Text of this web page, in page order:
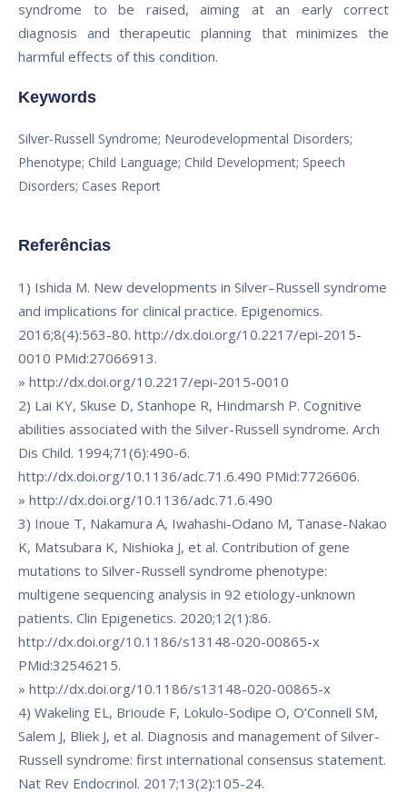
syndrome to be raised, aiming at an early correct
diagnosis and therapeutic planning that minimizes the
harmful effects of this condition.
Keywords
Silver-Russell Syndrome; Neurodevelopmental Disorders;
Phenotype; Child Language; Child Development; Speech
Disorders; Cases Report
Referências
1) Ishida M. New developments in Silver–Russell syndrome
and implications for clinical practice. Epigenomics.
2016;8(4):563-80. http://dx.doi.org/10.2217/epi-2015-
0010 PMid:27066913.
» http://dx.doi.org/10.2217/epi-2015-0010
2) Lai KY, Skuse D, Stanhope R, Hindmarsh P. Cognitive
abilities associated with the Silver-Russell syndrome. Arch
Dis Child. 1994;71(6):490-6.
http://dx.doi.org/10.1136/adc.71.6.490 PMid:7726606.
» http://dx.doi.org/10.1136/adc.71.6.490
3) Inoue T, Nakamura A, Iwahashi-Odano M, Tanase-Nakao
K, Matsubara K, Nishioka J, et al. Contribution of gene
mutations to Silver-Russell syndrome phenotype:
multigene sequencing analysis in 92 etiology-unknown
patients. Clin Epigenetics. 2020;12(1):86.
http://dx.doi.org/10.1186/s13148-020-00865-x
PMid:32546215.
» http://dx.doi.org/10.1186/s13148-020-00865-x
4) Wakeling EL, Brioude F, Lokulo-Sodipe O, O’Connell SM,
Salem J, Bliek J, et al. Diagnosis and management of Silver-
Russell syndrome: first international consensus statement.
Nat Rev Endocrinol. 2017;13(2):105-24.